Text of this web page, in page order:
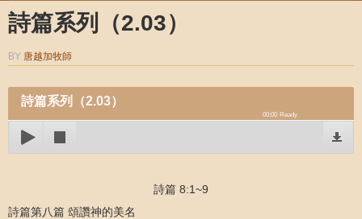
詩篇系列（2.03）
BY 唐越加牧師
詩篇系列（2.03）
00:00 Ready
詩篇 8:1~9
詩篇第八篇 頌讚神的美名